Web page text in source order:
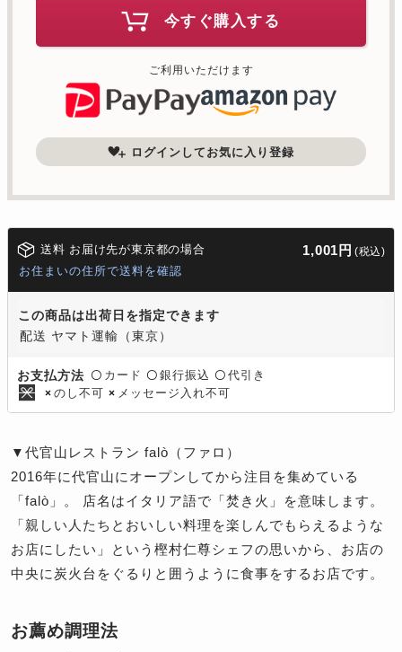
今すぐ購入する
ご利用いただけます
ログインしてお気に入り登録
送料 お届け先が東京都の場合 1,001円 (税込)
お住まいの住所で送料を確認
この商品は出荷日を指定できます
配送 ヤマト運輸（東京）
お支払方法 〇 カード 〇 銀行振込 〇 代引き
× のし不可 × メッセージ入れ不可
▼代官山レストラン falò（ファロ）
2016年に代官山にオープンしてから注目を集めている
「falò」。 店名はイタリア語で「焚き火」を意味します。
「親しい人たちとおいしい料理を楽しんでもらえるような
お店にしたい」という樫村仁尊シェフの思いから、お店の
中央に炭火台をぐるりと囲うように食事をするお店です。
お薦め調理法